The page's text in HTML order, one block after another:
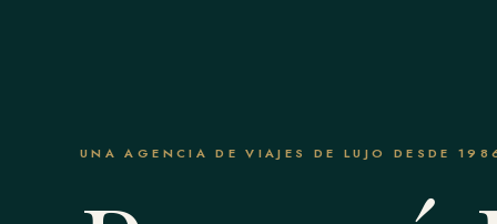
UNA AGENCIA DE VIAJES DE LUJO DESDE